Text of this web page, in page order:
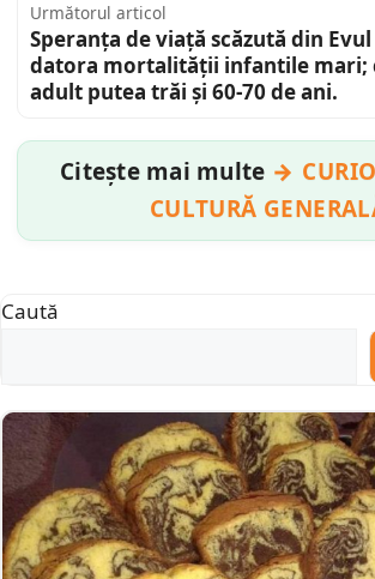
Următorul articol
Speranța de viață scăzută din
datora mortalității infantile mari;
adult putea trăi și 60-70 de ani.
Citește mai multe
CULTURĂ
Caută